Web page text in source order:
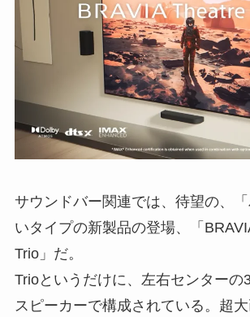
サウンドバー関連では、待望の、
いタイプの新製品の登場、「
Trio」だ。
Trioというだけに、左右センターの
スピーカーで構成されている。超